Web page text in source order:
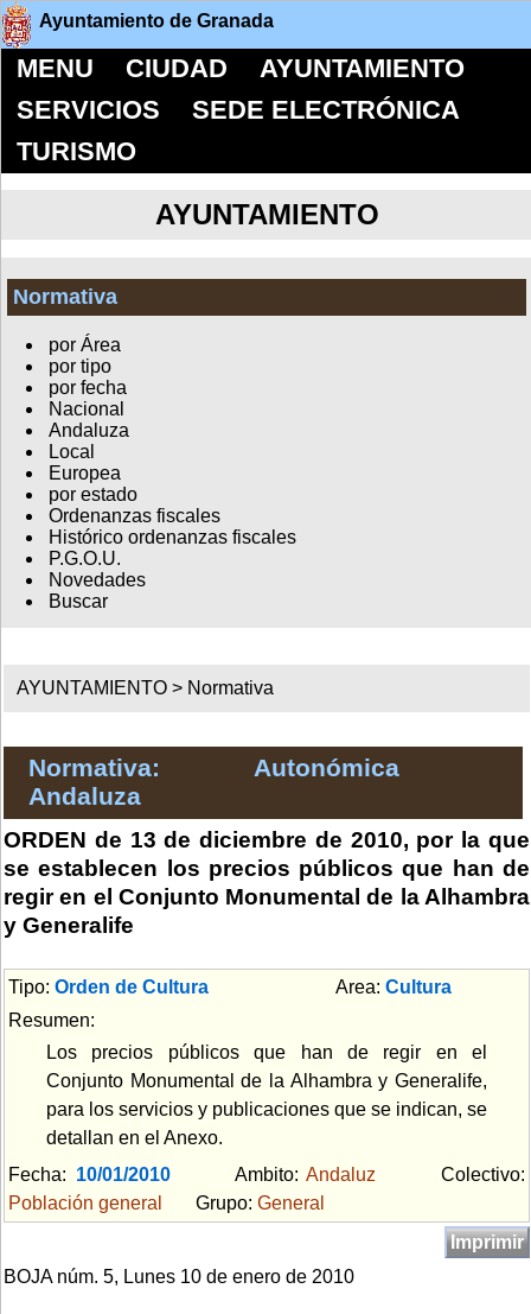
Ayuntamiento de Granada
MENU CIUDAD
AYUNTAMIENTO
SERVICIOS
SEDE ELECTRÓNICA
TURISMO
AYUNTAMIENTO
Normativa
por Área
por tipo
por fecha
Nacional
Andaluza
Local
Europea
por estado
Ordenanzas fiscales
Histórico ordenanzas fiscales
P.G.O.U.
Novedades
Buscar
AYUNTAMIENTO > Normativa
Normativa: Autonómica
Andaluza
ORDEN de 13 de diciembre de 2010, por la que
se establecen los precios públicos que han de
regir en el Conjunto Monumental de la Alhambra
y Generalife
Tipo: Orden de Cultura Area: Cultura
Resumen:
Los precios públicos que han de regir en el
Conjunto Monumental de la Alhambra y Generalife,
para los servicios y publicaciones que se indican, se
detallan en el Anexo.
Fecha: 10/01/2010Ambito:Andaluz Colectivo:
Población general
Grupo: General
Imprimir
BOJA núm. 5, Lunes 10 de enero de 2010